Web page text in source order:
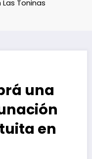
Toninas
una
en